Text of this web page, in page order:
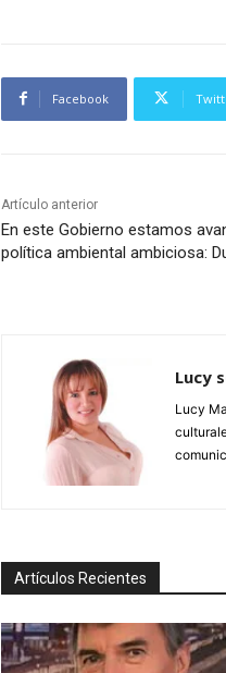
Facebook
Artículo anterior
En este Gobierno estamos
política ambiental ambiciosa:
Lucy
Lucy
Artículos Recientes